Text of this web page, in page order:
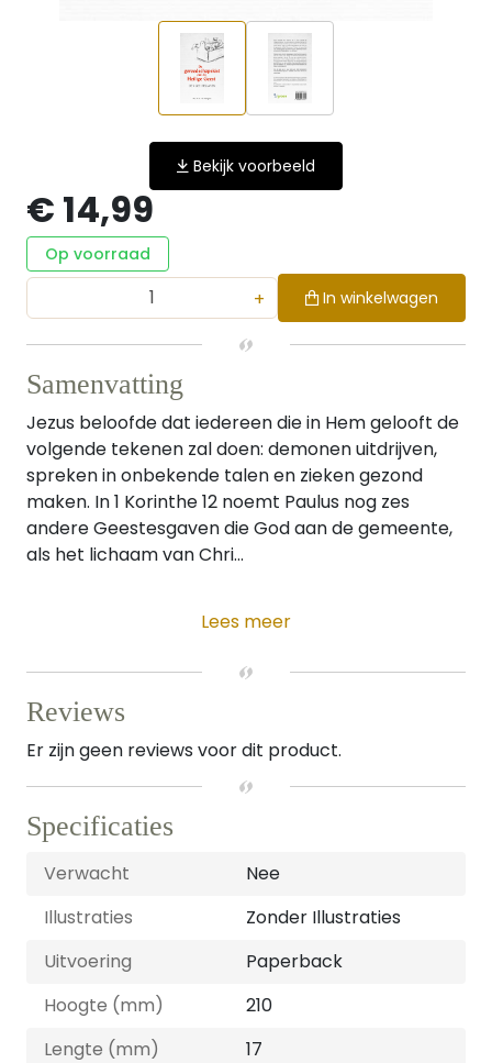
Bekijk voorbeeld
€ 14,99
Op voorraad
+ In winkelwagen
Samenvatting
Jezus beloofde dat iedereen die in Hem gelooft de
volgende tekenen zal doen: demonen uitdrijven,
spreken in onbekende talen en zieken gezond
maken. In 1 Korinthe 12 noemt Paulus nog zes
andere Geestesgaven die God aan de gemeente,
als het lichaam van Chri...
Lees meer
Reviews
Er zijn geen reviews voor dit product.
Specificaties
Verwacht
Nee
Illustraties
Zonder Illustraties
Uitvoering
Paperback
Hoogte (mm)
210
Lengte (mm)
17